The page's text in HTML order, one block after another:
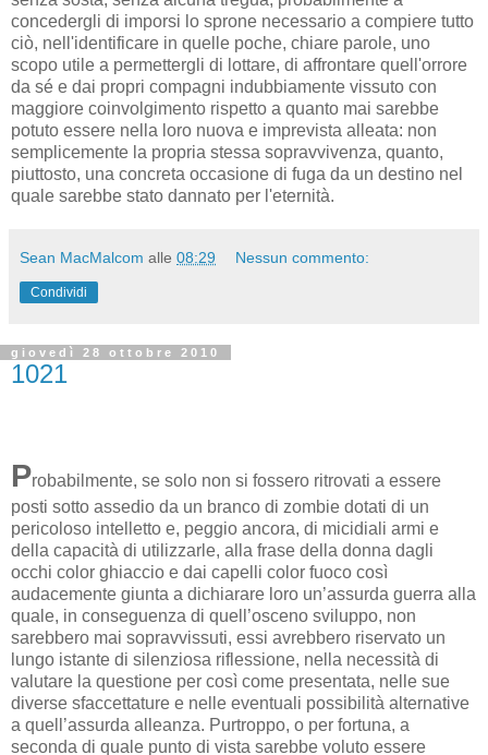
concedergli di imporsi lo sprone necessario a compiere tutto
ciò, nell'identificare in quelle poche, chiare parole, uno
scopo utile a permettergli di lottare, di affrontare quell'orrore
da sé e dai propri compagni indubbiamente vissuto con
maggiore coinvolgimento rispetto a quanto mai sarebbe
potuto essere nella loro nuova e imprevista alleata: non
semplicemente la propria stessa sopravvivenza, quanto,
piuttosto, una concreta occasione di fuga da un destino nel
quale sarebbe stato dannato per l'eternità.
Sean MacMalcom alle 08:29 Nessun commento:
Condividi
giovedì 28 ottobre 2010
1021
Probabilmente, se solo non si fossero ritrovati a essere
posti sotto assedio da un branco di zombie dotati di un
pericoloso intelletto e, peggio ancora, di micidiali armi e
della capacità di utilizzarle, alla frase della donna dagli
occhi color ghiaccio e dai capelli color fuoco così
audacemente giunta a dichiarare loro un’assurda guerra alla
quale, in conseguenza di quell’osceno sviluppo, non
sarebbero mai sopravvissuti, essi avrebbero riservato un
lungo istante di silenziosa riflessione, nella necessità di
valutare la questione per così come presentata, nelle sue
diverse sfaccettature e nelle eventuali possibilità alternative
a quell’assurda alleanza. Purtroppo, o per fortuna, a
seconda di quale punto di vista sarebbe voluto essere